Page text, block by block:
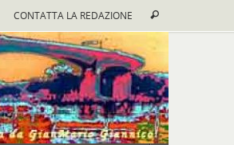
CONTATTA LA REDAZIONE Cerca